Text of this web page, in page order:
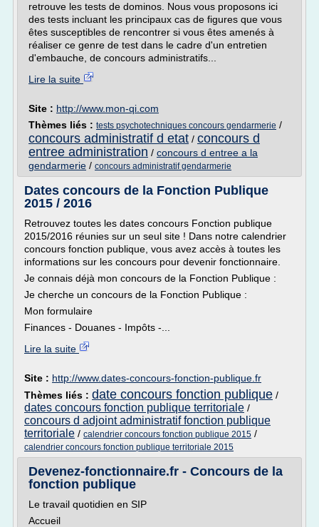
retrouve les tests de dominos. Nous vous proposons ici
des tests incluant les principaux cas de figures que vous
êtes susceptibles de rencontrer si vous êtes amenés à
réaliser ce genre de test dans le cadre d'un entretien
d'embauche, de concours administratifs...
Lire la suite
Site : http://www.mon-qi.com
Thèmes liés : tests psychotechniques concours gendarmerie /
concours administratif d etat / concours d
entree administration / concours d entree a la
gendarmerie / concours administratif gendarmerie
Dates concours de la Fonction Publique
2015 / 2016
Retrouvez toutes les dates concours Fonction publique
2015/2016 réunies sur un seul site ! Dans notre calendrier
concours fonction publique, vous avez accès à toutes les
informations sur les concours pour devenir fonctionnaire.
Je connais déjà mon concours de la Fonction Publique :
Je cherche un concours de la Fonction Publique :
Mon formulaire
Finances - Douanes - Impôts -...
Lire la suite
Site : http://www.dates-concours-fonction-publique.fr
Thèmes liés : date concours fonction publique /
dates concours fonction publique territoriale /
concours d adjoint administratif fonction publique
territoriale / calendrier concours fonction publique 2015 /
calendrier concours fonction publique territoriale 2015
Devenez-fonctionnaire.fr - Concours de la
fonction publique
Le travail quotidien en SIP
Accueil